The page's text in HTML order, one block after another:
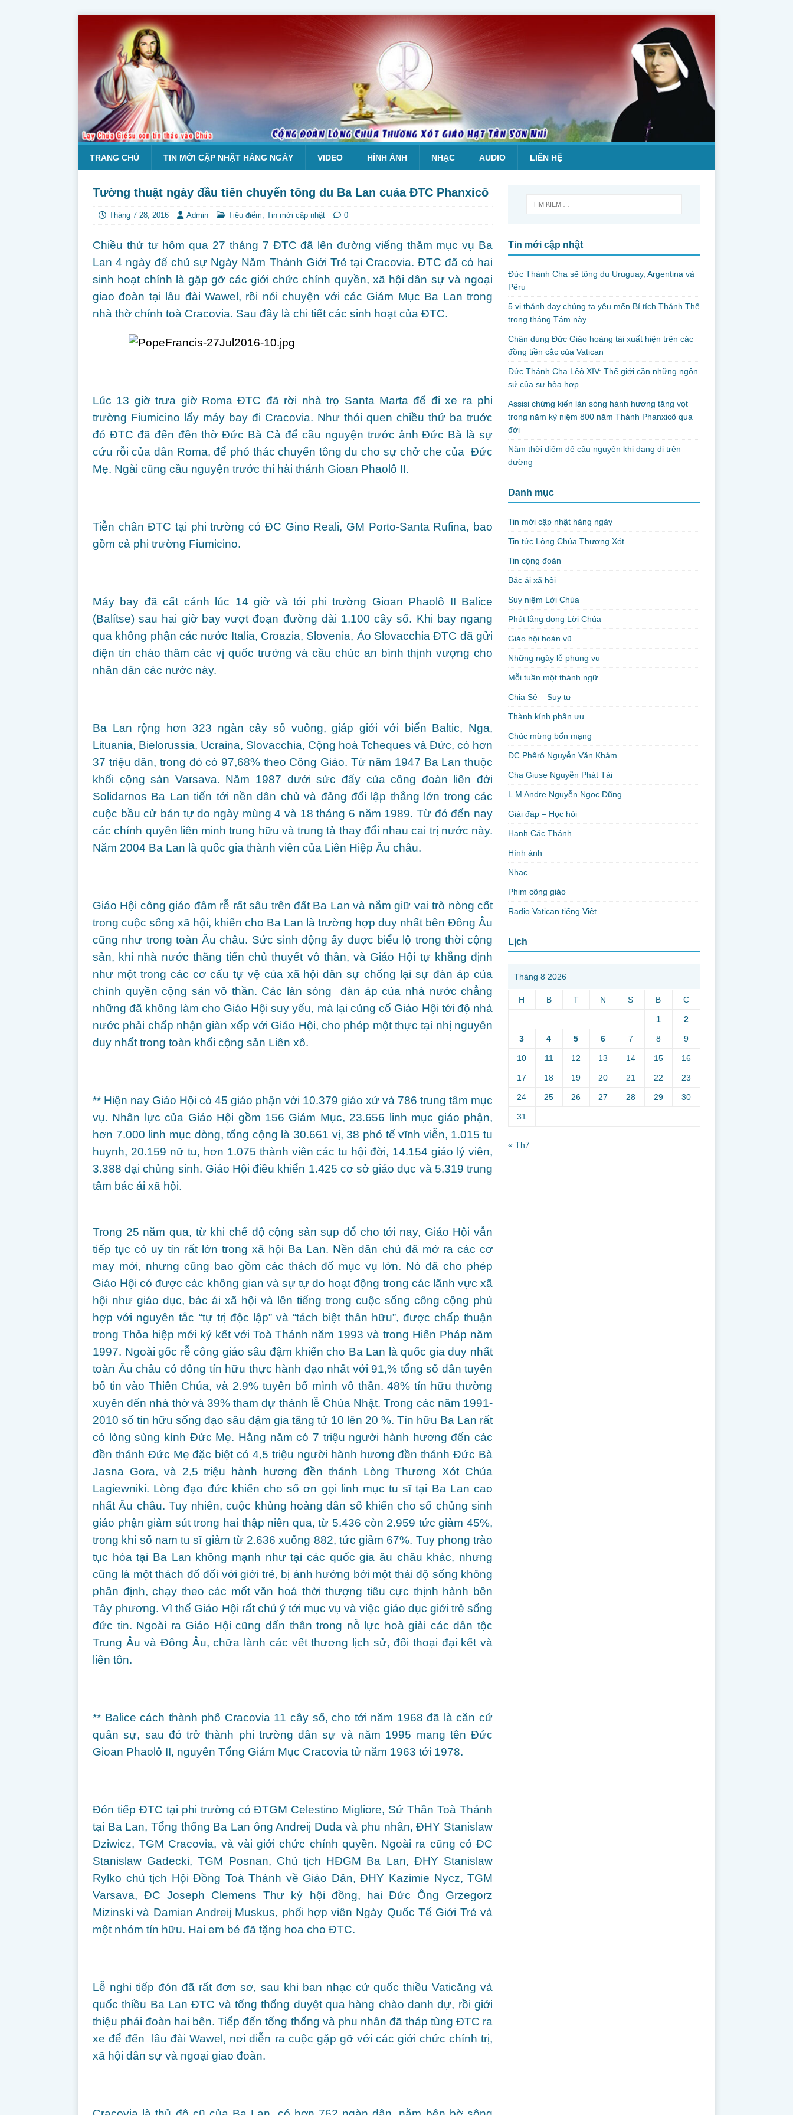
TRANG CHỦ TIN MỚI CẬP NHẬT HÀNG NGÀY VIDEO HÌNH ẢNH NHẠC AUDIO LIÊN HỆ
Tường thuật ngày đầu tiên chuyến tông du Ba Lan cuảa ĐTC Phanxicô
Tháng 7 28, 2016 Admin Tiêu điểm, Tin mới cập nhật 0
Chiều thứ tư hôm qua 27 tháng 7 ĐTC đã lên đường viếng thăm mục vụ Ba
Lan 4 ngày để chủ sự Ngày Năm Thánh Giới Trẻ tại Cracovia. ĐTC đã có hai
sinh hoạt chính là gặp gỡ các giới chức chính quyền, xã hội dân sự và ngoại
giao đoàn tại lâu đài Wawel, rồi nói chuyện với các Giám Mục Ba Lan trong
nhà thờ chính toà Cracovia. Sau đây là chi tiết các sinh hoạt của ĐTC.
Lúc 13 giờ trưa giờ Roma ĐTC đã rời nhà trọ Santa Marta để đi xe ra phi
trường Fiumicino lấy máy bay đi Cracovia. Như thói quen chiều thứ ba truớc
đó ĐTC đã đến đền thờ Đức Bà Cả để cầu nguyện trước ảnh Đức Bà là sự
cứu rỗi của dân Roma, để phó thác chuyến tông du cho sự chở che của Đức
Mẹ. Ngài cũng cầu nguyện trước thi hài thánh Gioan Phaolô II.
Tiễn chân ĐTC tại phi trường có ĐC Gino Reali, GM Porto-Santa Rufina, bao
gồm cả phi trường Fiumicino.
Máy bay đã cất cánh lúc 14 giờ và tới phi trường Gioan Phaolô II Balice
(Balítse) sau hai giờ bay vượt đoạn đường dài 1.100 cây số. Khi bay ngang
qua không phận các nước Italia, Croazia, Slovenia, Áo Slovacchia ĐTC đã gửi
điện tín chào thăm các vị quốc trưởng và cầu chúc an bình thịnh vượng cho
nhân dân các nước này.
Ba Lan rộng hơn 323 ngàn cây số vuông, giáp giới với biển Baltic, Nga,
Lituania, Bielorussia, Ucraina, Slovacchia, Cộng hoà Tcheques và Đức, có hơn
37 triệu dân, trong đó có 97,68% theo Công Giáo. Từ năm 1947 Ba Lan thuộc
khối cộng sản Varsava. Năm 1987 dưới sức đẩy của công đoàn liên đới
Solidarnos Ba Lan tiến tới nền dân chủ và đảng đối lập thắng lớn trong các
cuộc bầu cử bán tự do ngày mùng 4 và 18 tháng 6 năm 1989. Từ đó đến nay
các chính quyền liên minh trung hữu và trung tả thay đổi nhau cai trị nước này.
Năm 2004 Ba Lan là quốc gia thành viên của Liên Hiệp Âu châu.
Giáo Hội công giáo đâm rễ rất sâu trên đất Ba Lan và nắm giữ vai trò nòng cốt
trong cuộc sống xã hội, khiến cho Ba Lan là trường hợp duy nhất bên Đông Âu
cũng như trong toàn Âu châu. Sức sinh động ấy đuợc biểu lộ trong thời cộng
sản, khi nhà nước thăng tiến chủ thuyết vô thần, và Giáo Hội tự khẳng định
như một trong các cơ cấu tự vệ của xã hội dân sự chống lại sự đàn áp của
chính quyền cộng sản vô thần. Các làn sóng đàn áp của nhà nước chẳng
những đã không làm cho Giáo Hội suy yếu, mà lại củng cố Giáo Hội tới độ nhà
nước phải chấp nhận giàn xếp với Giáo Hội, cho phép một thực tại nhị nguyên
duy nhất trong toàn khối cộng sản Liên xô.
** Hiện nay Giáo Hội có 45 giáo phận với 10.379 giáo xứ và 786 trung tâm mục
vụ. Nhân lực của Giáo Hội gồm 156 Giám Mục, 23.656 linh mục giáo phận,
hơn 7.000 linh mục dòng, tổng cộng là 30.661 vị, 38 phó tế vĩnh viễn, 1.015 tu
huynh, 20.159 nữ tu, hơn 1.075 thành viên các tu hội đời, 14.154 giáo lý viên,
3.388 dại chủng sinh. Giáo Hội điều khiển 1.425 cơ sở giáo dục và 5.319 trung
tâm bác ái xã hội.
Trong 25 năm qua, từ khi chế độ cộng sản sụp đổ cho tới nay, Giáo Hội vẫn
tiếp tục có uy tín rất lớn trong xã hội Ba Lan. Nền dân chủ đã mở ra các cơ
may mới, nhưng cũng bao gồm các thách đố mục vụ lớn. Nó đã cho phép
Giáo Hội có được các không gian và sự tự do hoạt động trong các lãnh vực xã
hội như giáo dục, bác ái xã hội và lên tiếng trong cuộc sống công cộng phù
hợp với nguyên tắc “tự trị độc lập” và “tách biệt thân hữu”, được chấp thuận
trong Thỏa hiệp mới ký kết với Toà Thánh năm 1993 và trong Hiến Pháp năm
1997. Ngoài gốc rễ công giáo sâu đậm khiến cho Ba Lan là quốc gia duy nhất
toàn Âu châu có đông tín hữu thực hành đạo nhất với 91,% tổng số dân tuyên
bố tin vào Thiên Chúa, và 2.9% tuyên bố mình vô thần. 48% tín hữu thường
xuyên đến nhà thờ và 39% tham dự thánh lễ Chúa Nhật. Trong các năm 1991-
2010 số tín hữu sống đạo sâu đậm gia tăng tử 10 lên 20 %. Tín hữu Ba Lan rất
có lòng sùng kính Đức Mẹ. Hằng năm có 7 triệu người hành hương đến các
đền thánh Đức Mẹ đặc biệt có 4,5 triệu người hành hương đền thánh Đức Bà
Jasna Gora, và 2,5 triệu hành hương đền thánh Lòng Thương Xót Chúa
Lagiewniki. Lòng đạo đức khiến cho số ơn gọi linh mục tu sĩ tại Ba Lan cao
nhất Âu châu. Tuy nhiên, cuộc khủng hoảng dân số khiến cho số chủng sinh
giáo phận giảm sút trong hai thập niên qua, từ 5.436 còn 2.959 tức giảm 45%,
trong khi số nam tu sĩ giảm từ 2.636 xuống 882, tức giảm 67%. Tuy phong trào
tục hóa tại Ba Lan không mạnh như tại các quốc gia âu châu khác, nhưng
cũng là một thách đố đối với giới trẻ, bị ảnh hưởng bởi một thái độ sống không
phân định, chạy theo các mốt văn hoá thời thượng tiêu cực thịnh hành bên
Tây phương. Vì thế Giáo Hội rất chú ý tới mục vụ và việc giáo dục giới trẻ sống
đức tin. Ngoài ra Giáo Hội cũng dấn thân trong nỗ lực hoà giải các dân tộc
Trung Âu và Đông Âu, chữa lành các vết thương lịch sử, đối thoại đại kết và
liên tôn.
** Balice cách thành phố Cracovia 11 cây số, cho tới năm 1968 đã là căn cứ
quân sự, sau đó trở thành phi trường dân sự và năm 1995 mang tên Đức
Gioan Phaolô II, nguyên Tổng Giám Mục Cracovia tử năm 1963 tới 1978.
Đón tiếp ĐTC tại phi trường có ĐTGM Celestino Migliore, Sứ Thần Toà Thánh
tại Ba Lan, Tổng thống Ba Lan ông Andreij Duda và phu nhân, ĐHY Stanislaw
Dziwicz, TGM Cracovia, và vài giới chức chính quyền. Ngoài ra cũng có ĐC
Stanislaw Gadecki, TGM Posnan, Chủ tịch HĐGM Ba Lan, ĐHY Stanislaw
Rylko chủ tịch Hội Đồng Toà Thánh về Giáo Dân, ĐHY Kazimie Nycz, TGM
Varsava, ĐC Joseph Clemens Thư ký hội đồng, hai Đức Ông Grzegorz
Mizinski và Damian Andreij Muskus, phối hợp viên Ngày Quốc Tế Giới Trẻ và
một nhóm tín hữu. Hai em bé đã tặng hoa cho ĐTC.
Lễ nghi tiếp đón đã rất đơn sơ, sau khi ban nhạc cử quốc thiều Vaticăng và
quốc thiều Ba Lan ĐTC và tổng thống duyệt qua hàng chào danh dự, rồi giới
thiệu phái đoàn hai bên. Tiếp đến tổng thống và phu nhân đã tháp tùng ĐTC ra
xe để đến lâu đài Wawel, nơi diễn ra cuộc gặp gỡ với các giới chức chính trị,
xã hội dân sự và ngoại giao đoàn.
Tin mới cập nhật
Đức Thánh Cha sẽ tông du Uruguay, Argentina và
Pêru
5 vị thánh dạy chúng ta yêu mến Bí tích Thánh Thể
trong tháng Tám này
Chân dung Đức Giáo hoàng tái xuất hiện trên các
đồng tiền cắc của Vatican
Đức Thánh Cha Lêô XIV: Thế giới cần những ngôn
sứ của sự hòa hợp
Assisi chứng kiến làn sóng hành hương tăng vọt
trong năm kỷ niệm 800 năm Thánh Phanxicô qua
đời
Năm thời điểm để cầu nguyện khi đang đi trên
đường
Danh mục
Tin mới cập nhật hàng ngày
Tin tức Lòng Chúa Thương Xót
Tin cộng đoàn
Bác ái xã hội
Suy niệm Lời Chúa
Phút lắng đọng Lời Chúa
Giáo hội hoàn vũ
Những ngày lễ phụng vụ
Mỗi tuần một thành ngữ
Chia Sẻ – Suy tư
Thành kính phân ưu
Chúc mừng bổn mạng
ĐC Phêrô Nguyễn Văn Khảm
Cha Giuse Nguyễn Phát Tài
L.M Andre Nguyễn Ngọc Dũng
Giải đáp – Học hỏi
Hạnh Các Thánh
Hình ảnh
Nhạc
Phim công giáo
Radio Vatican tiếng Việt
Lịch
Tháng 8 2026
H B T N S B C
1 2
3 4 5 6 7 8 9
10 11 12 13 14 15 16
17 18 19 20 21 22 23
24 25 26 27 28 29 30
31
« Th7